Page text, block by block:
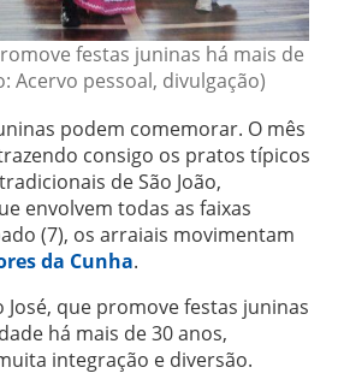
festas juninas há mais de
Acervo pessoal, divulgação)
podem comemorar. O mês
consigo os pratos típicos
de São João,
envolvem todas as faixas
(7), os arraiais movimentam
da Cunha.
José, que promove festas juninas
há mais de 30 anos,
integração e diversão.